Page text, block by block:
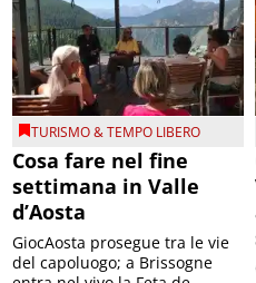
TURISMO & TEMPO LIBERO
Cosa fare nel fine
settimana in Valle
d’Aosta
GiocAosta prosegue tra le vie
del capoluogo; a Brissogne